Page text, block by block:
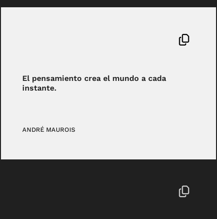
El pensamiento crea el mundo a cada
instante.
ANDRÉ MAUROIS